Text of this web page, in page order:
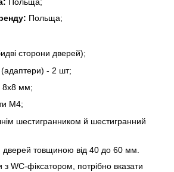
Польща;
Польща;
сторони дверей);
(адаптери) - 2 шт;
8х8 мм;
М4;
шестигранником й шестигранний
дверей товщиною від 40 до 60 мм.
WC-фіксатором, потрібно вказати